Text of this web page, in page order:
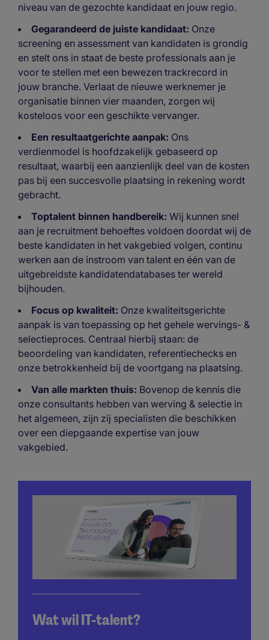
niveau van de gezochte kandidaat en jouw regio.
Gegarandeerd de juiste kandidaat: Onze
screening en assessment van kandidaten is grondig
en stelt ons in staat de beste professionals aan je
voor te stellen met een bewezen trackrecord in
jouw branche. Verlaat de nieuwe werknemer je
organisatie binnen vier maanden, zorgen wij
kosteloos voor een geschikte vervanger.
Een resultaatgerichte aanpak: Ons
verdienmodel is hoofdzakelijk gebaseerd op
resultaat, waarbij een aanzienlijk deel van de kosten
pas bij een succesvolle plaatsing in rekening wordt
gebracht.
Toptalent binnen handbereik: Wij kunnen snel
aan je recruitment behoeftes voldoen doordat wij de
beste kandidaten in het vakgebied volgen, continu
werken aan de instroom van talent en één van de
uitgebreidste kandidatendatabases ter wereld
bijhouden.
Focus op kwaliteit: Onze kwaliteitsgerichte
aanpak is van toepassing op het gehele wervings- &
selectieproces. Centraal hierbij staan: de
beoordeling van kandidaten, referentiechecks en
onze betrokkenheid bij de voortgang na plaatsing.
Van alle markten thuis: Bovenop de kennis die
onze consultants hebben van werving & selectie in
het algemeen, zijn zij specialisten die beschikken
over een diepgaande expertise van jouw
vakgebied.
Wat wil IT-talent?